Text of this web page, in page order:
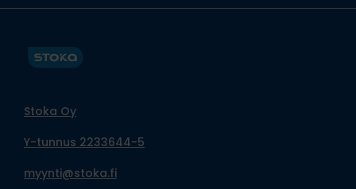
Stoka Oy
Y-tunnus 2233644-5
myynti@stoka.fi